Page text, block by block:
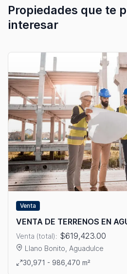
Propiedades que te
interesar
Venta
VENTA DE TERRENOS EN
Venta (total): $619,423.00
Llano Bonito, Aguadulce
Ver detalles: VENTA DE
30,971 - 986,470 m²